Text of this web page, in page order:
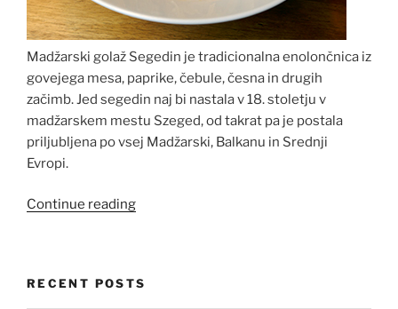
Madžarski golaž Segedin je tradicionalna enolončnica iz
govejega mesa, paprike, čebule, česna in drugih
začimb. Jed segedin naj bi nastala v 18. stoletju v
madžarskem mestu Szeged, od takrat pa je postala
priljubljena po vsej Madžarski, Balkanu in Srednji
Evropi.
Continue reading“Recept
RECENT POSTS